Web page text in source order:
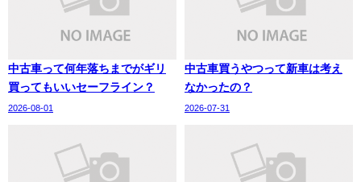
中古車って何年落ちまでがギリ
買ってもいいセーフライン？
2026-08-01
中古車買うやつって新車は考え
なかったの？
2026-07-31